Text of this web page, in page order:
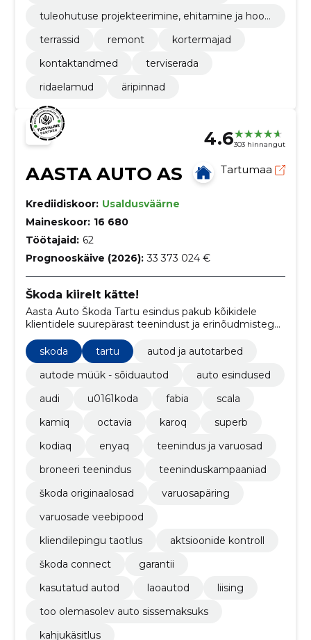
tuleohutuse projekteerimine, ehitamine ja hool
terrassid
remont
kortermajad
kontaktandmed
terviserada
ridaelamud
äripinnad
4.6303 hinnangut
AASTA AUTO AS Tartumaa
Krediidiskoor: Usaldusväärne
Maineskoor: 16 680
Töötajaid: 62
Prognooskäive (2026): 33 373 024 €
Škoda kiirelt kätte!
Aasta Auto Škoda Tartu esindus pakub kõikidele
klientidele suurepärast teenindust ja erinõudmistega
vastavat varustust. Meil on laos olemas kõik vajalikud
mudelid ja varuosad ning tule proovisõidule, et näha
ja tunda seda erilist Škoda kogemust!
skoda tartu
autod ja autotarbed
autode müük - sõiduautod
auto esindused
audi
u0161koda fabia
scala
kamiq
octavia karoq
superb
kodiaq
enyaq
teenindus ja varuosad
broneeri teenindus
teeninduskampaaniad
škoda originaalosad
varuosapäring
varuosade veebipood
kliendilepingu taotlus
aktsioonide kontroll
škoda connect
garantii
kasutatud autod
laoautod
liising
too olemasolev auto sissemaksuks
kahjukäsitlus